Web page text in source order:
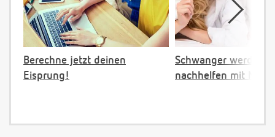
Berechne jetzt deinen
Eisprung!
Schwanger werden:
nachhelfen mit NFP